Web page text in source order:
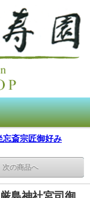
忘斎宗匠御好み
次の商品へ